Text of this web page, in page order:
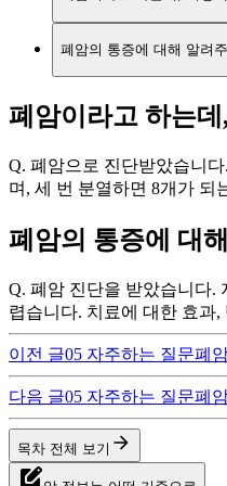
폐암의 통증에 대해 알려주
폐암이라고 하는
Q. 폐암으로 진단받았습니
며, 세 번 분열하면 8개가 되
폐암의 통증에 대
Q. 폐암 진단을 받았습니다.
렵습니다. 치료에 대한 효과
이전 글05 자주하는 질문폐
다음 글05 자주하는 질문폐
목차 전체 보기